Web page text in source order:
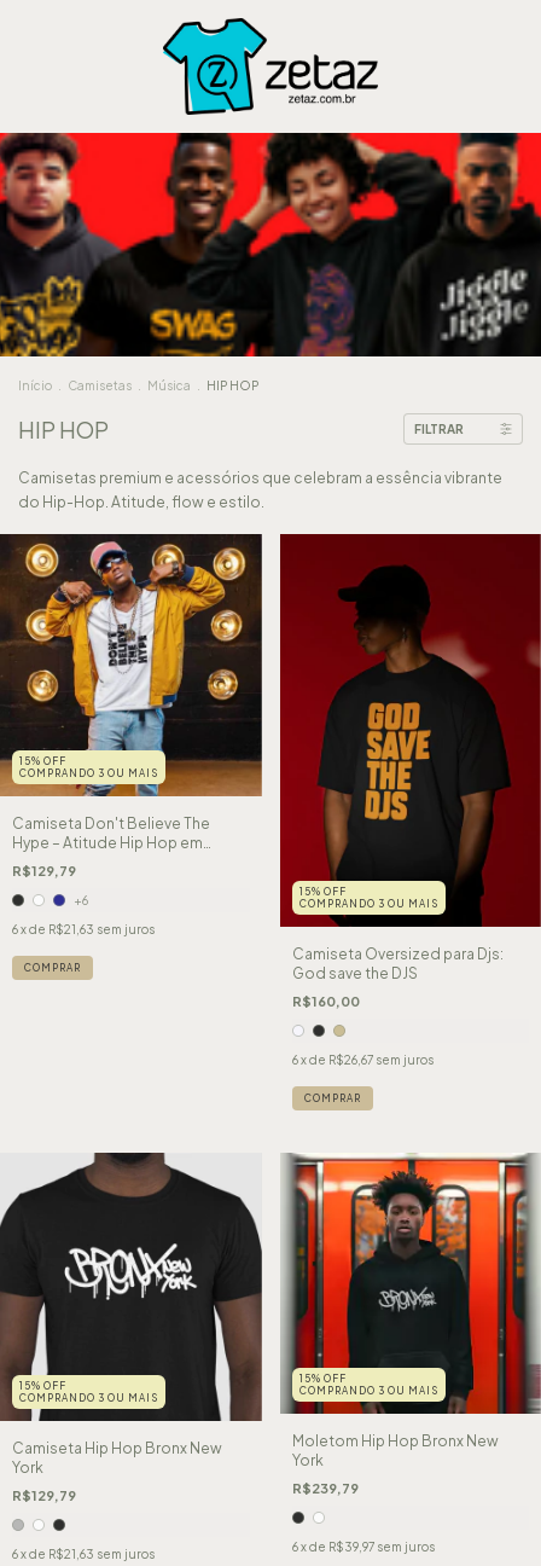
Início Camisetas Música HIP HOP
HIP HOP FILTRAR
Camisetas premium e acessórios que celebram a essência vibrante
do Hip-Hop. Atitude, flow e estilo.
15% OFF
COMPRANDO 3 OU MAIS
Camiseta Don't Believe The
Hype – Atitude Hip Hop em
Tipografia Bold
R$129,79
+6
6x de R$21,63 sem juros
COMPRAR
15% OFF
COMPRANDO 3 OU MAIS
Camiseta Oversized para Djs:
God save the DJS
R$160,00
6 x de R$26,67 sem juros
COMPRAR
15% OFF
COMPRANDO 3 OU MAIS
Camiseta Hip Hop Bronx New
York
R$129,79
6x de R$21,63 sem juros
15% OFF
COMPRANDO 3 OU MAIS
Moletom Hip Hop Bronx New
York
R$239,79
6 x de R$39,97 sem juros